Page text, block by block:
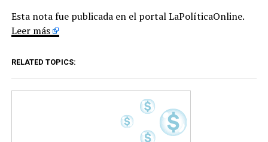
Esta nota fue publicada en el portal LaPolíticaOnline.
Leer más
RELATED TOPICS: